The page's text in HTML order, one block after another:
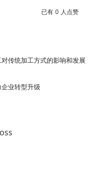
已有 0 人点赞
传统加工方式的影响和发展
业转型升级